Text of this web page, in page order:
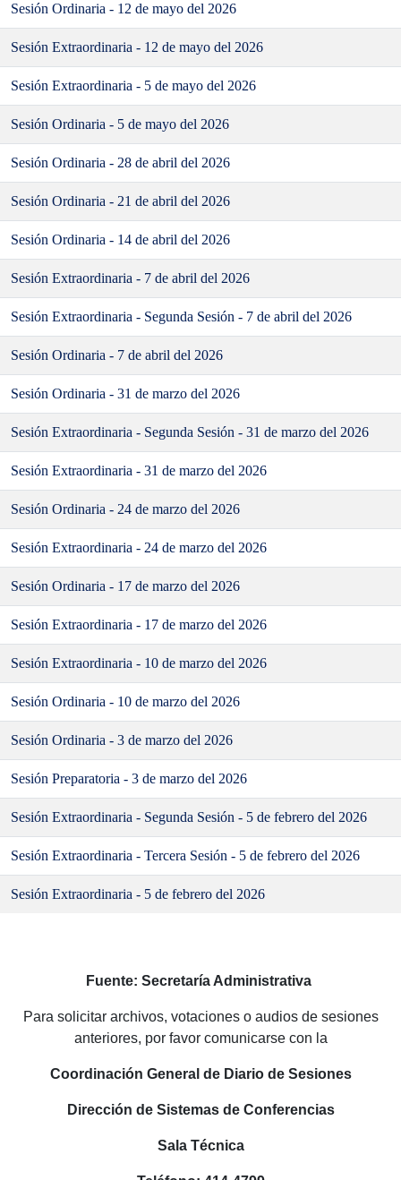
Sesión Ordinaria - 12 de mayo del 2026
Sesión Extraordinaria - 12 de mayo del 2026
Sesión Extraordinaria - 5 de mayo del 2026
Sesión Ordinaria - 5 de mayo del 2026
Sesión Ordinaria - 28 de abril del 2026
Sesión Ordinaria - 21 de abril del 2026
Sesión Ordinaria - 14 de abril del 2026
Sesión Extraordinaria - 7 de abril del 2026
Sesión Extraordinaria - Segunda Sesión - 7 de abril del 2026
Sesión Ordinaria - 7 de abril del 2026
Sesión Ordinaria - 31 de marzo del 2026
Sesión Extraordinaria - Segunda Sesión - 31 de marzo del 2026
Sesión Extraordinaria - 31 de marzo del 2026
Sesión Ordinaria - 24 de marzo del 2026
Sesión Extraordinaria - 24 de marzo del 2026
Sesión Ordinaria - 17 de marzo del 2026
Sesión Extraordinaria - 17 de marzo del 2026
Sesión Extraordinaria - 10 de marzo del 2026
Sesión Ordinaria - 10 de marzo del 2026
Sesión Ordinaria - 3 de marzo del 2026
Sesión Preparatoria - 3 de marzo del 2026
Sesión Extraordinaria - Segunda Sesión - 5 de febrero del 2026
Sesión Extraordinaria - Tercera Sesión - 5 de febrero del 2026
Sesión Extraordinaria - 5 de febrero del 2026
Fuente: Secretaría Administrativa
Para solicitar archivos, votaciones o audios de sesiones
anteriores, por favor comunicarse con la
Coordinación General de Diario de Sesiones
Dirección de Sistemas de Conferencias
Sala Técnica